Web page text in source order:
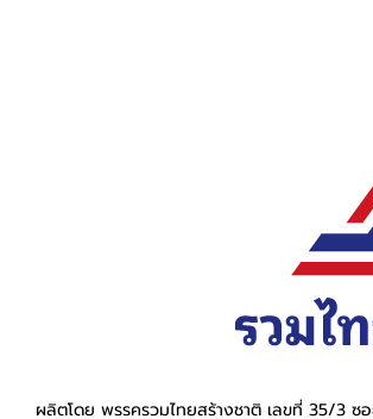
ผลิตโดย พรรครวมไทยสร้างชาติ เลขที่ 35/3